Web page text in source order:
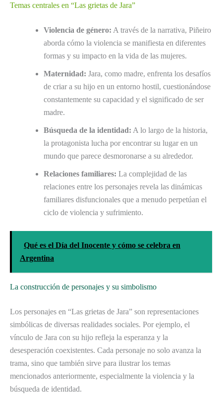
Temas centrales en “Las grietas de Jara”
Violencia de género: A través de la narrativa, Piñeiro
aborda cómo la violencia se manifiesta en diferentes
formas y su impacto en la vida de las mujeres.
Maternidad: Jara, como madre, enfrenta los desafíos
de criar a su hijo en un entorno hostil, cuestionándose
constantemente su capacidad y el significado de ser
madre.
Búsqueda de la identidad: A lo largo de la historia,
la protagonista lucha por encontrar su lugar en un
mundo que parece desmoronarse a su alrededor.
Relaciones familiares: La complejidad de las
relaciones entre los personajes revela las dinámicas
familiares disfuncionales que a menudo perpetúan el
ciclo de violencia y sufrimiento.
Qué es el Día del Inocente y cómo se celebra en
Argentina
La construcción de personajes y su simbolismo
Los personajes en “Las grietas de Jara” son representaciones
simbólicas de diversas realidades sociales. Por ejemplo, el
vínculo de Jara con su hijo refleja la esperanza y la
desesperación coexistentes. Cada personaje no solo avanza la
trama, sino que también sirve para ilustrar los temas
mencionados anteriormente, especialmente la violencia y la
búsqueda de identidad.